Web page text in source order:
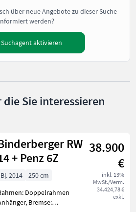
über neue Angebote zu dieser Suche
werden?
Suchagent aktivieren
Sie interessieren
RW
+ Penz 6Z
38.900
€
inkl. 13%
MwSt./Verm.
34.424,78 €
exkl.
Bj. 2014
250 cm
Doppelrahmen
Bremse: